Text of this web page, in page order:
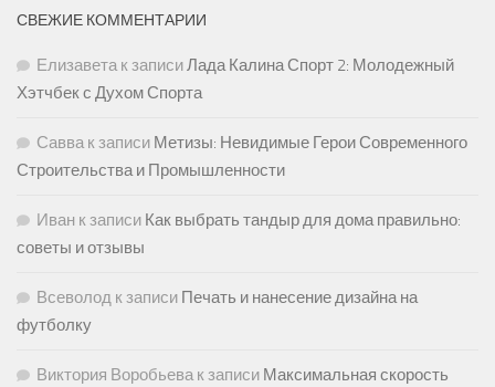
СВЕЖИЕ КОММЕНТАРИИ
Елизаветак записиЛада Калина Спорт 2: Молодежный
Хэтчбек с Духом Спорта
Саввак записи Метизы: Невидимые Герои Современного
Строительства и Промышленности
Иван к записи Как выбрать тандыр для дома правильно:
советы и отзывы
Всеволод к записи Печать и нанесение дизайна на
футболку
Виктория Воробьевак записи Максимальная скорость